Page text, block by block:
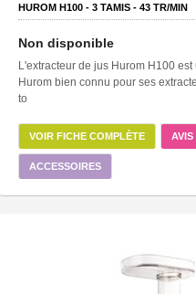
HUROM H100 - 3 TAMIS - 43 TR/MIN
Non disponible
L'extracteur de jus Hurom H100
Hurom bien connu pour ses
to
VOIR FICHE COMPLÈTE AVIS
ACCESSOIRES